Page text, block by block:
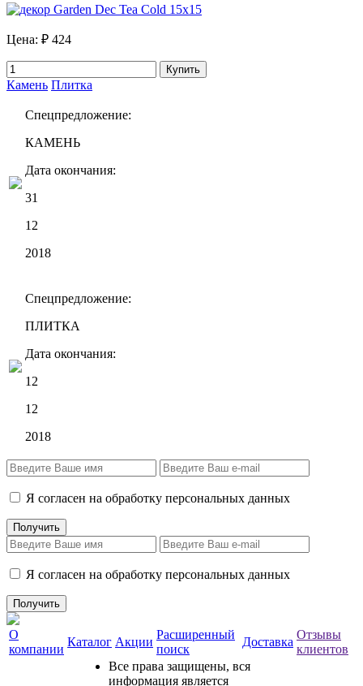
Цена: ₽ 424
Купить
Камень Плитка
Спецпредложение:
КАМЕНЬ
Дата окончания:
31
12
2018
Спецпредложение:
ПЛИТКА
Дата окончания:
12
12
2018
Я согласен на обработку персональных данных
Я согласен на обработку персональных данных
О
компании
Каталог Акции
Расширенный
поиск
Доставка
Отзывы
клиентов
Все права защищены, вся
информация является